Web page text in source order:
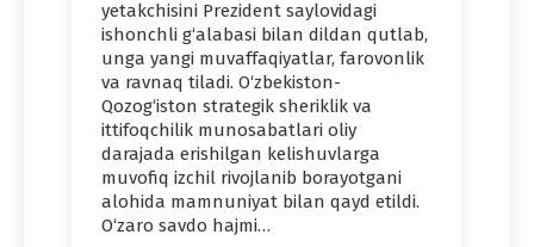
yetakchisini Prezident saylovidagi
ishonchli g‘alabasi bilan dildan qutlab,
unga yangi muvaffaqiyatlar, farovonlik
va ravnaq tiladi. O‘zbekiston-
Qozog‘iston strategik sheriklik va
ittifoqchilik munosabatlari oliy
darajada erishilgan kelishuvlarga
muvofiq izchil rivojlanib borayotgani
alohida mamnuniyat bilan qayd etildi.
O‘zaro savdo hajmi…